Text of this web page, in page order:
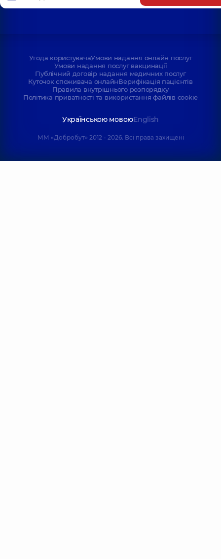
Угода користувачаУмови надання онлайн послуг
Умови надання послуг вакцинації
Публічний договір надання медичних послуг
Куточок споживача онлайнВерифікація пацієнтів
Правила внутрішнього розпорядку
Політика приватності та використання файлів cookie
Українською мовоюEnglish
ММ «Добробут» 2012 - 2026. Всі права захищені